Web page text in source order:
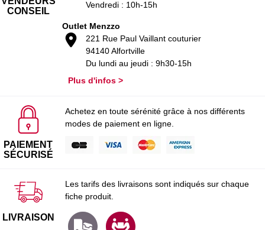
CONSEIL
Vendredi : 10h-15h
Outlet Menzzo
221 Rue Paul Vaillant couturier
94140 Alfortville
Du lundi au jeudi : 9h30-15h
Plus d'infos >
PAIEMENT
SÉCURISÉ
Achetez en toute sérénité grâce à nos différents
modes de paiement en ligne.
LIVRAISON
Les tarifs des livraisons sont indiqués sur chaque
fiche produit.